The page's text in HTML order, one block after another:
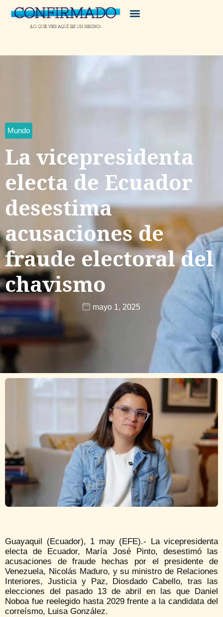
Mundo
La vicepresidenta
electa de Ecuador
desestima
acusaciones de
fraude electoral del
chavismo
mayo 1, 2025
Guayaquil (Ecuador), 1 may (EFE).- La vicepresidenta
electa de Ecuador, María José Pinto, desestimó las
acusaciones de fraude hechas por el presidente de
Venezuela, Nicolás Maduro, y su ministro de Relaciones
Interiores, Justicia y Paz, Diosdado Cabello, tras las
elecciones del pasado 13 de abril en las que Daniel
Noboa fue reelegido hasta 2029 frente a la candidata del
correísmo, Luisa González.